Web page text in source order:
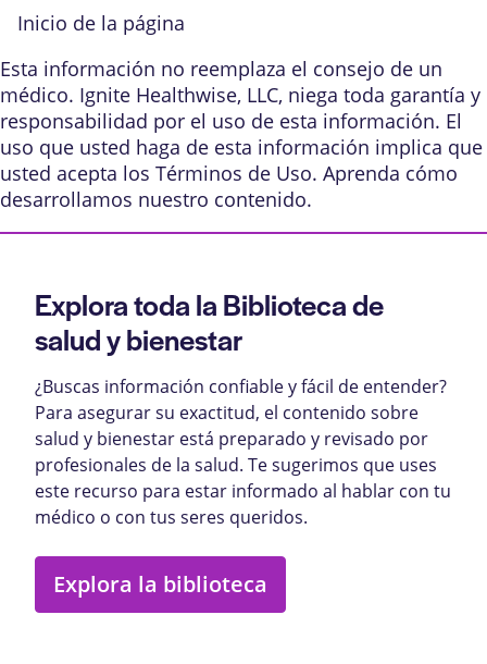
Inicio de la página
Esta información no reemplaza el consejo de un
médico. Ignite Healthwise, LLC, niega toda garantía y
responsabilidad por el uso de esta información. El
uso que usted haga de esta información implica que
usted acepta los Términos de Uso. Aprenda cómo
desarrollamos nuestro contenido.
Explora toda la Biblioteca de
salud y bienestar
¿Buscas información confiable y fácil de entender?
Para asegurar su exactitud, el contenido sobre
salud y bienestar está preparado y revisado por
profesionales de la salud. Te sugerimos que uses
este recurso para estar informado al hablar con tu
médico o con tus seres queridos.
Explora la biblioteca